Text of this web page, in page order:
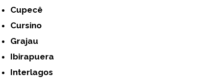
Cupecê
Cursino
Grajau
Ibirapuera
Interlagos